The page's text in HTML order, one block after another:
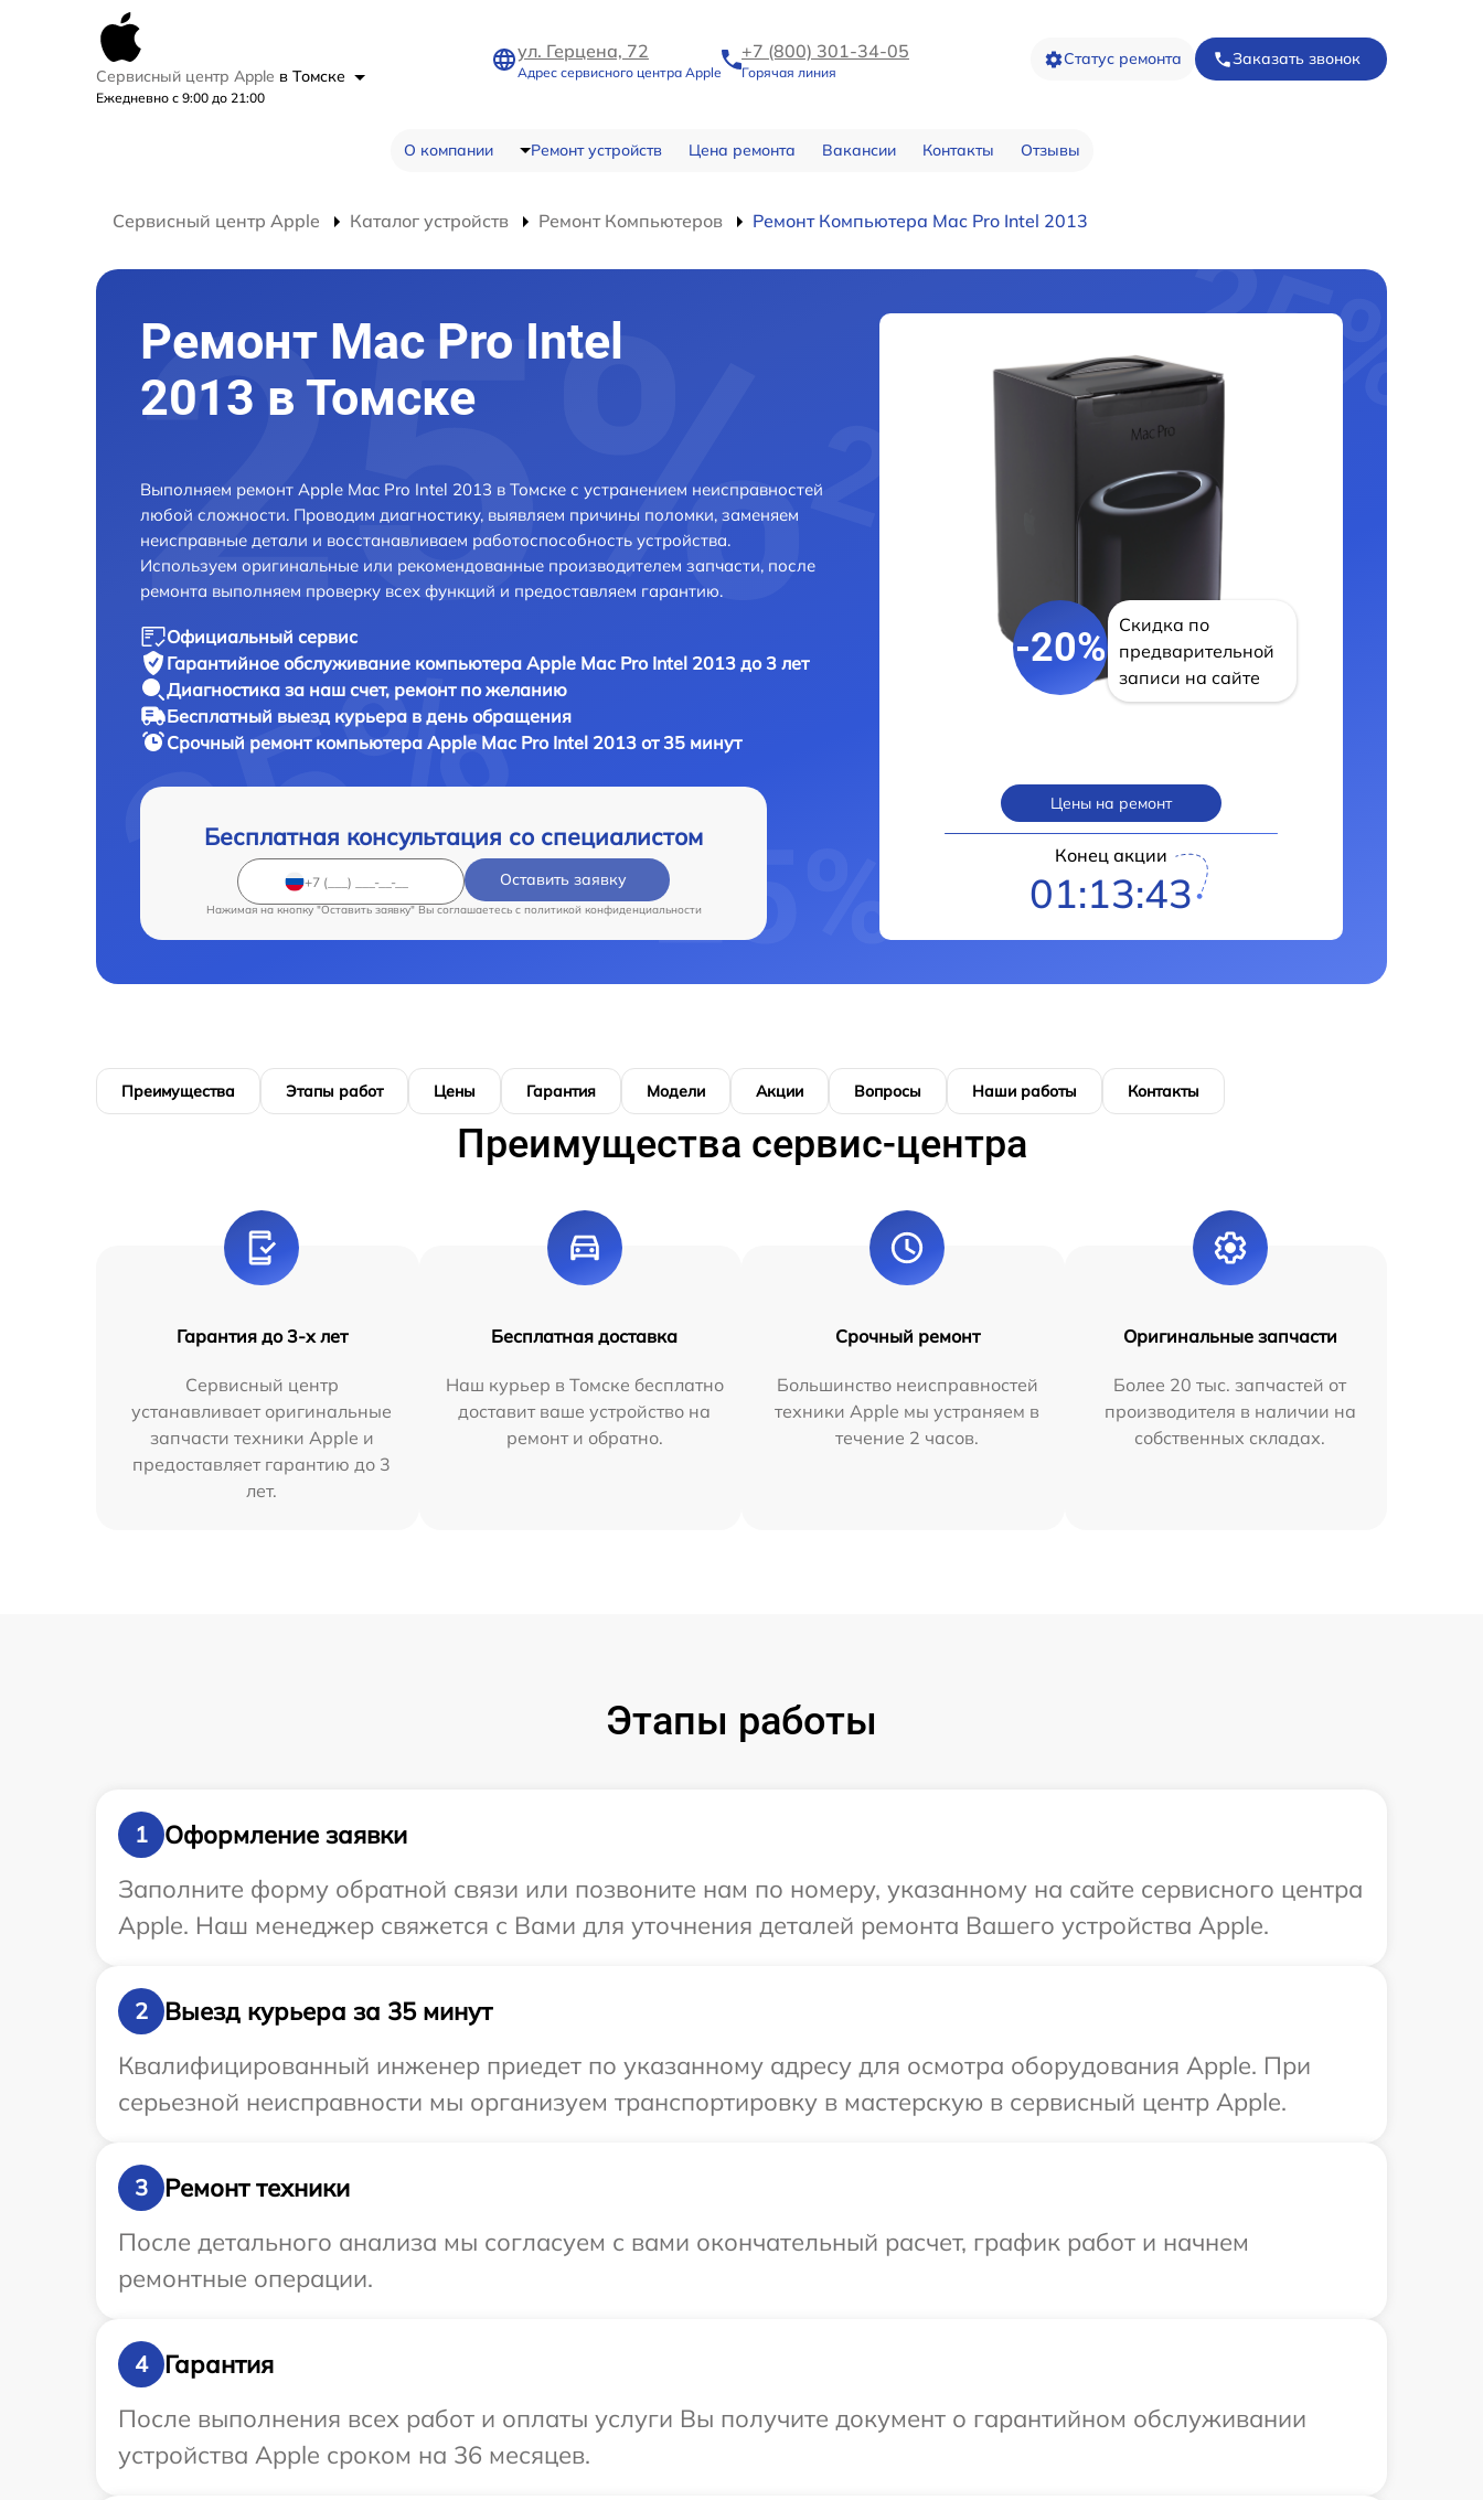
Сервисный центр Apple в Томске
Ежедневно с 9:00 до 21:00
ул. Герцена, 72
Адрес сервисного центра Apple
+7 (800) 301-34-05
Горячая линия
Статус ремонта Заказать звонок
О компании Ремонт устройств Цена ремонта Вакансии Контакты Отзывы
Сервисный центр Apple Каталог устройств Ремонт Компьютеров Ремонт Компьютера Mac Pro Intel 2013
Ремонт Mac Pro Intel
2013 в Томске
Выполняем ремонт Apple Mac Pro Intel 2013 в Томске с устранением неисправностей
любой сложности. Проводим диагностику, выявляем причины поломки, заменяем
неисправные детали и восстанавливаем работоспособность устройства.
Используем оригинальные или рекомендованные производителем запчасти, после
ремонта выполняем проверку всех функций и предоставляем гарантию.
Официальный сервис
Гарантийное обслуживание компьютера Apple Mac Pro Intel 2013 до 3 лет
Диагностика за наш счет, ремонт по желанию
Бесплатный выезд курьера в день обращения
Срочный ремонт компьютера Apple Mac Pro Intel 2013 от 35 минут
Бесплатная консультация со специалистом
Оставить заявку
Нажимая на кнопку "Оставить заявку" Вы соглашаетесь c политикой конфиденциальности
-20%
Скидка по
предварительной
записи на сайте
Цены на ремонт
Конец акции
01:13:42
Преимущества Этапы работ Цены Гарантия Модели Акции Вопросы Наши работы Контакты
Преимущества сервис-центра
Гарантия до 3-х лет
Сервисный центр
устанавливает оригинальные
запчасти техники Apple и
предоставляет гарантию до 3
лет.
Бесплатная доставка
Наш курьер в Томске бесплатно
доставит ваше устройство на
ремонт и обратно.
Срочный ремонт
Большинство неисправностей
техники Apple мы устраняем в
течение 2 часов.
Оригинальные запчасти
Более 20 тыс. запчастей от
производителя в наличии на
собственных складах.
Этапы работы
1
Оформление заявки
Заполните форму обратной связи или позвоните нам по номеру, указанному на сайте сервисного центра
Apple. Наш менеджер свяжется с Вами для уточнения деталей ремонта Вашего устройства Apple.
2
Выезд курьера за 35 минут
Квалифицированный инженер приедет по указанному адресу для осмотра оборудования Apple. При
серьезной неисправности мы организуем транспортировку в мастерскую в сервисный центр Apple.
3
Ремонт техники
После детального анализа мы согласуем с вами окончательный расчет, график работ и начнем
ремонтные операции.
4
Гарантия
После выполнения всех работ и оплаты услуги Вы получите документ о гарантийном обслуживании
устройства Apple сроком на 36 месяцев.